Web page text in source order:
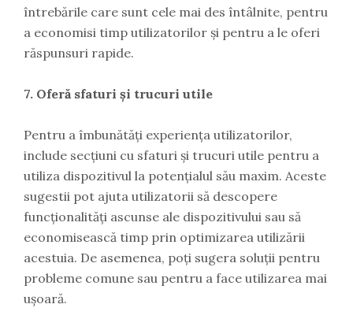
întrebările care sunt cele mai des întâlnite, pentru
a economisi timp utilizatorilor și pentru a le oferi
răspunsuri rapide.
7. Oferă sfaturi și trucuri utile
Pentru a îmbunătăți experiența utilizatorilor,
include secțiuni cu sfaturi și trucuri utile pentru a
utiliza dispozitivul la potențialul său maxim. Aceste
sugestii pot ajuta utilizatorii să descopere
funcționalități ascunse ale dispozitivului sau să
economisească timp prin optimizarea utilizării
acestuia. De asemenea, poți sugera soluții pentru
probleme comune sau pentru a face utilizarea mai
ușoară.